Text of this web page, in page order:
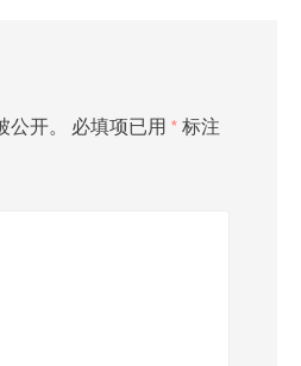
开。 必填项已用 * 标注